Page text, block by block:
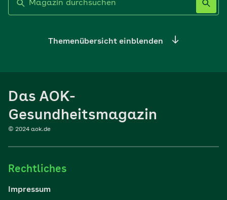
Themenübersicht einblenden
Sport
Reisen
Das AOK-
Gesundheitsmagazin
© 2024 aok.de
Rechtliches
Impressum